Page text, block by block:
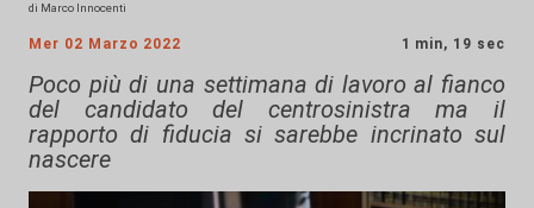
di Marco Innocenti
Mer 02 Marzo 2022 1 min, 19 sec
Poco più di una settimana di lavoro al fianco
del candidato del centrosinistra ma il
rapporto di fiducia si sarebbe incrinato sul
nascere